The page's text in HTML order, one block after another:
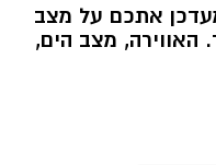
אתכם על מצב
האווירה, מצב הים,